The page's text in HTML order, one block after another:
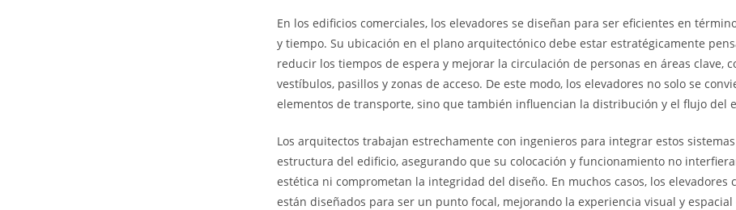
En los edificios comerciales, los elevadores se diseñan para ser eficientes en
y tiempo. Su ubicación en el plano arquitectónico debe estar estratégicamente
reducir los tiempos de espera y mejorar la circulación de personas en áreas clave,
vestíbulos, pasillos y zonas de acceso. De este modo, los elevadores no solo se
elementos de transporte, sino que también influencian la distribución y el flujo del
Los arquitectos trabajan estrechamente con ingenieros para integrar estos
estructura del edificio, asegurando que su colocación y funcionamiento no
estética ni comprometan la integridad del diseño. En muchos casos, los elevadores
están diseñados para ser un punto focal, mejorando la experiencia visual y espacial